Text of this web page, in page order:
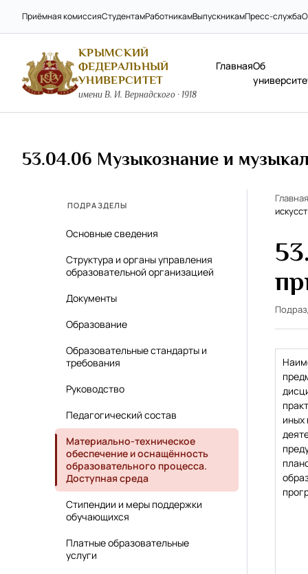
Приёмная комиссияСтудентамРаботникамВыпускникамПресс-служба
КРЫМСКИЙ
ФЕДЕРАЛЬНЫЙ
УНИВЕРСИТЕТ
имени В. И. Вернадского · 1918
ГлавнаяОб
53.04.06 Музыкознание и
ПОДРАЗДЕЛЫ
Основные сведения
Структура и органы управления
образовательной организацией
Документы
Образование
Образовательные стандарты и
требования
Руководство
Педагогический состав
Материально-техническое
обеспечение и оснащённость
образовательного процесса.
Доступная среда
Стипендии и меры поддержки
обучающихся
Платные образовательные
услуги
Главная
иных